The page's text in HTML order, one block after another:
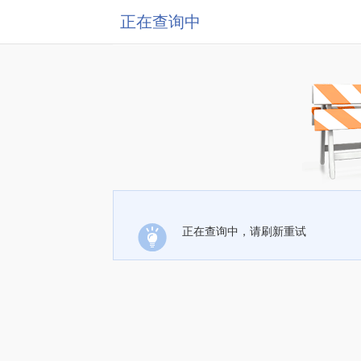
正在查询中
正在查询中，请刷新重试